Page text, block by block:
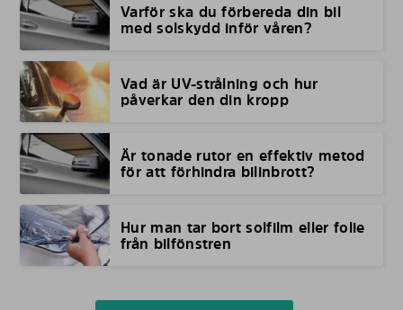
Varför ska du förbereda din bil
med solskydd inför våren?
Vad är UV-strålning och hur
påverkar den din kropp
Är tonade rutor en effektiv metod
för att förhindra bilinbrott?
Hur man tar bort solfilm eller folie
från bilfönstren